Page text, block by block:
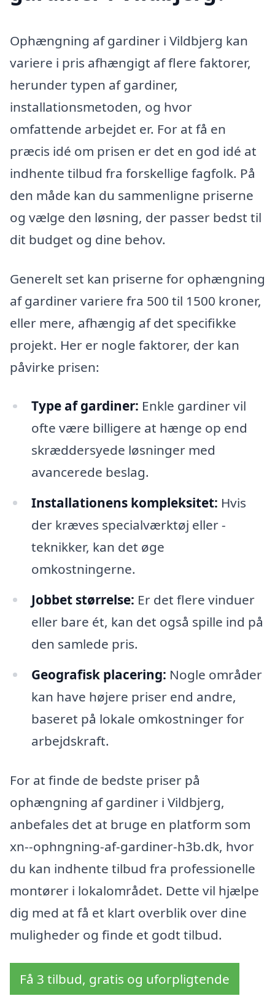
Ophængning af gardiner i Vildbjerg kan
variere i pris afhængigt af flere faktorer,
herunder typen af gardiner,
installationsmetoden, og hvor
omfattende arbejdet er. For at få en
præcis idé om prisen er det en god idé at
indhente tilbud fra forskellige fagfolk. På
den måde kan du sammenligne priserne
og vælge den løsning, der passer bedst til
dit budget og dine behov.
Generelt set kan priserne for ophængning
af gardiner variere fra 500 til 1500 kroner,
eller mere, afhængig af det specifikke
projekt. Her er nogle faktorer, der kan
påvirke prisen:
Type af gardiner: Enkle gardiner vil
ofte være billigere at hænge op end
skræddersyede løsninger med
avancerede beslag.
Installationens kompleksitet: Hvis
der kræves specialværktøj eller -
teknikker, kan det øge
omkostningerne.
Jobbet størrelse: Er det flere vinduer
eller bare ét, kan det også spille ind på
den samlede pris.
Geografisk placering: Nogle områder
kan have højere priser end andre,
baseret på lokale omkostninger for
arbejdskraft.
For at finde de bedste priser på
ophængning af gardiner i Vildbjerg,
anbefales det at bruge en platform som
xn--ophngning-af-gardiner-h3b.dk, hvor
du kan indhente tilbud fra professionelle
montører i lokalområdet. Dette vil hjælpe
dig med at få et klart overblik over dine
muligheder og finde et godt tilbud.
Få 3 tilbud, gratis og uforpligtende